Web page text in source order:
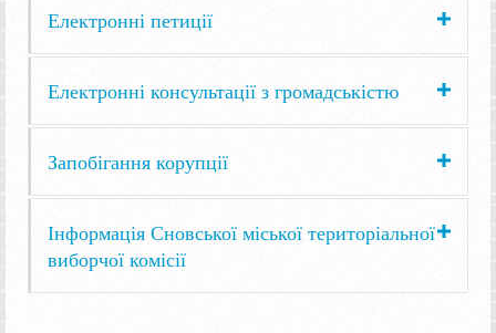
Електронні петиції
Електронні консультації з громадськістю
Запобігання корупції
Інформація Сновської міської територіальної
виборчої комісії